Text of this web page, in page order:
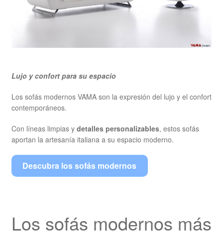
Lujo y confort para su espacio
Los sofás modernos VAMA son la expresión del lujo y el confort
contemporáneos.
Con líneas limpias y detalles personalizables, estos sofás
aportan la artesanía italiana a su espacio moderno.
Descubra los sofás modernos
Los sofás modernos más